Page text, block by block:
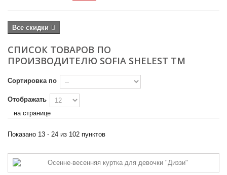
116 8
128 90
134 86
140
146 87
152 83
164
Цвет
Все скидки
СПИСОК ТОВАРОВ ПО
ПРОИЗВОДИТЕЛЮ SOFIA SHELEST TM
Сортировка по
Отображать
на странице
Показано 13 - 24 из 102 пунктов